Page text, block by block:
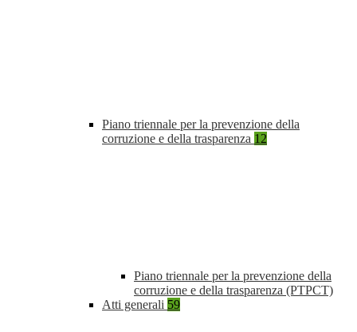
Piano triennale per la prevenzione della
corruzione e della trasparenza 12
Piano triennale per la prevenzione della
corruzione e della trasparenza (PTPCT)
Atti generali 59